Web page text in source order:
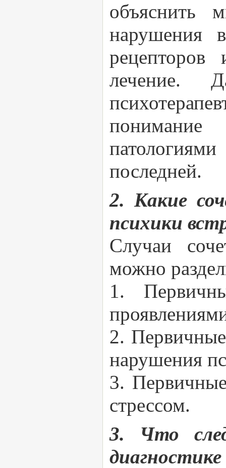
объяснить
нарушения
рецепторов
лечение.
последней.
2. Какие
психики
Случаи
можно
1.
2.
нарушения
3.
стрессом.
3. Что